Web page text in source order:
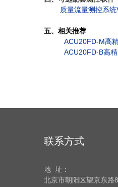
质量流量测控系
五、相关推荐
ACU20FD-M高
ACU20FD-B高
联系方式
地 址：
北京市朝阳区望京东路